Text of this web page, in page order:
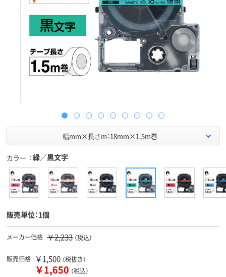
幅mm×長さm：18mm×1.5m巻
カラー 緑／黒文字
販売単位：1個
メーカー価格 ￥2,233 （税込）
販売価格 ￥1,500 （税抜き）
￥1,650 （税込）